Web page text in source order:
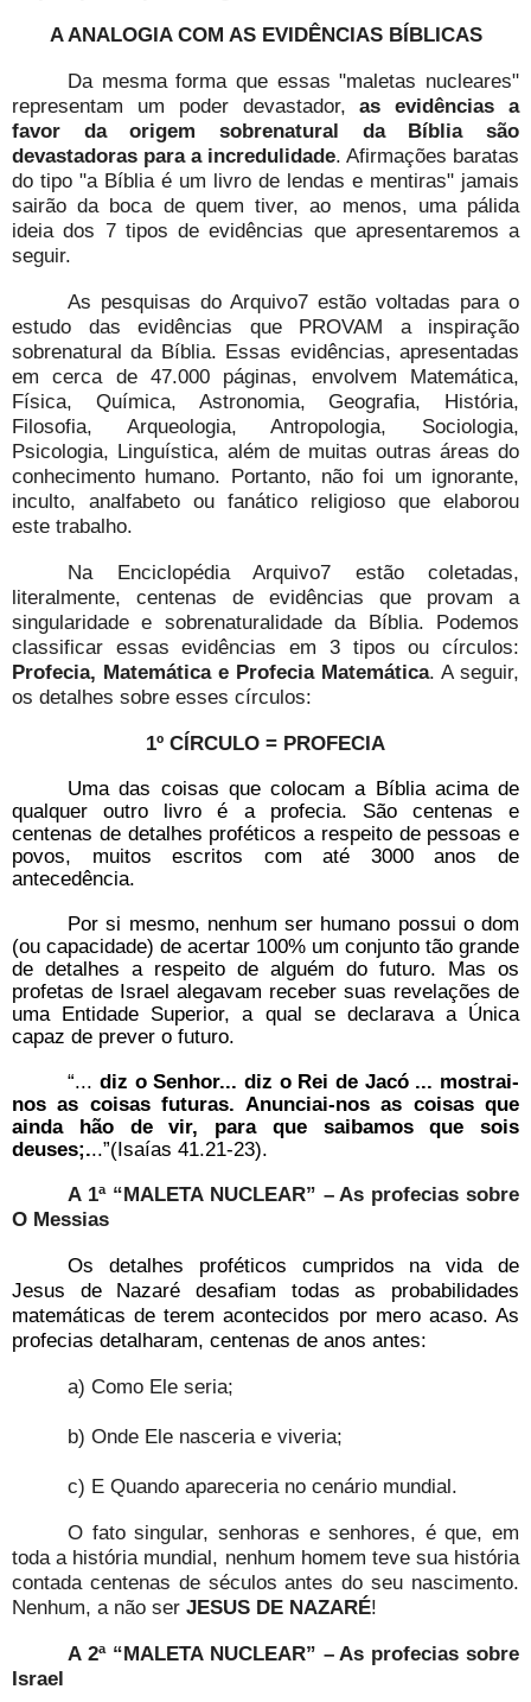
A ANALOGIA COM AS EVIDÊNCIAS BÍBLICAS
Da mesma forma que essas "maletas nucleares"
representam um poder devastador,as evidências a
favor da origem sobrenatural da Bíblia são
devastadoras para a incredulidade. Afirmações baratas
do tipo "a Bíblia é um livro de lendas e mentiras" jamais
sairão da boca de quem tiver, ao menos, uma pálida
ideia dos 7 tipos de evidências que apresentaremos a
seguir.
As pesquisas do Arquivo7 estão voltadas para o
estudo das evidências que PROVAM a inspiração
sobrenatural da Bíblia. Essas evidências, apresentadas
em cerca de 47.000 páginas, envolvem Matemática,
Física, Química, Astronomia, Geografia, História,
Filosofia, Arqueologia, Antropologia, Sociologia,
Psicologia, Linguística, além de muitas outras áreas do
conhecimento humano. Portanto, não foi um ignorante,
inculto, analfabeto ou fanático religioso que elaborou
este trabalho.
Na Enciclopédia Arquivo7 estão coletadas,
literalmente, centenas de evidências que provam a
singularidade e sobrenaturalidade da Bíblia. Podemos
classificar essas evidências em 3 tipos ou círculos:
Profecia, Matemática e Profecia Matemática. A seguir,
os detalhes sobre esses círculos:
1º CÍRCULO = PROFECIA
Uma das coisas que colocam a Bíblia acima de
qualquer outro livro é a profecia. São centenas e
centenas de detalhes proféticos a respeito de pessoas e
povos, muitos escritos com até 3000 anos de
antecedência.
Por si mesmo, nenhum ser humano possui o dom
(ou capacidade) de acertar 100% um conjunto tão grande
de detalhes a respeito de alguém do futuro. Mas os
profetas de Israel alegavam receber suas revelações de
uma Entidade Superior, a qual se declarava a Única
capaz de prever o futuro.
“... diz o Senhor... diz o Rei de Jacó ... mostrai-
nos as coisas futuras. Anunciai-nos as coisas que
ainda hão de vir, para que saibamos que sois
deuses;...”(Isaías 41.21-23).
A 1ª “MALETA NUCLEAR” – As profecias sobre
O Messias
Os detalhes proféticos cumpridos na vida de
Jesus de Nazaré desafiam todas as probabilidades
matemáticas de terem acontecidos por mero acaso. As
profecias detalharam, centenas de anos antes:
a) Como Ele seria;
b) Onde Ele nasceria e viveria;
c) E Quando apareceria no cenário mundial.
O fato singular, senhoras e senhores, é que, em
toda a história mundial, nenhum homem teve sua história
contada centenas de séculos antes do seu nascimento.
Nenhum, a não ser JESUS DE NAZARÉ!
A 2ª “MALETA NUCLEAR” – As profecias sobre
Israel